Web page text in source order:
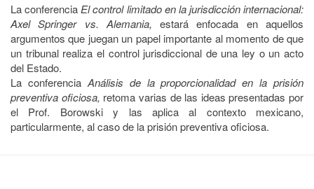
La conferencia El control limitado en la jurisdicción internacional:
Axel Springer vs. Alemania,estará enfocada en aquellos
argumentos que juegan un papel importante al momento de que
un tribunal realiza el control jurisdiccional de una ley o un acto
del Estado.
La conferencia Análisis de la proporcionalidad en la prisión
preventiva oficiosa, retoma varias de las ideas presentadas por
el Prof. Borowski y las aplica al contexto mexicano,
particularmente, al caso de la prisión preventiva oficiosa.